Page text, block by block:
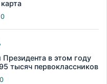
0
в этом году
тысяч первоклассников
0